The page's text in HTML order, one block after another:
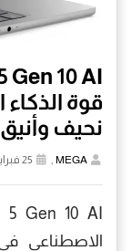
Gen 10 AI
قوة
نحيف وأنيق
MEGA
,